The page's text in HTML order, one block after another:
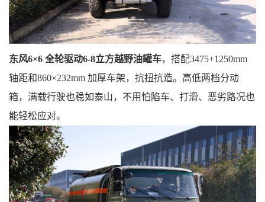
东风6×6 全轮驱动6-8立方越野油罐车， 搭配3475+1250mm
轴距和860×232mm 加厚车架，抗扭抗造。 高低两档分动
箱， 满载行驶也稳如泰山， 不用怕陷车、打滑、 恶劣路况也
能轻松应对。